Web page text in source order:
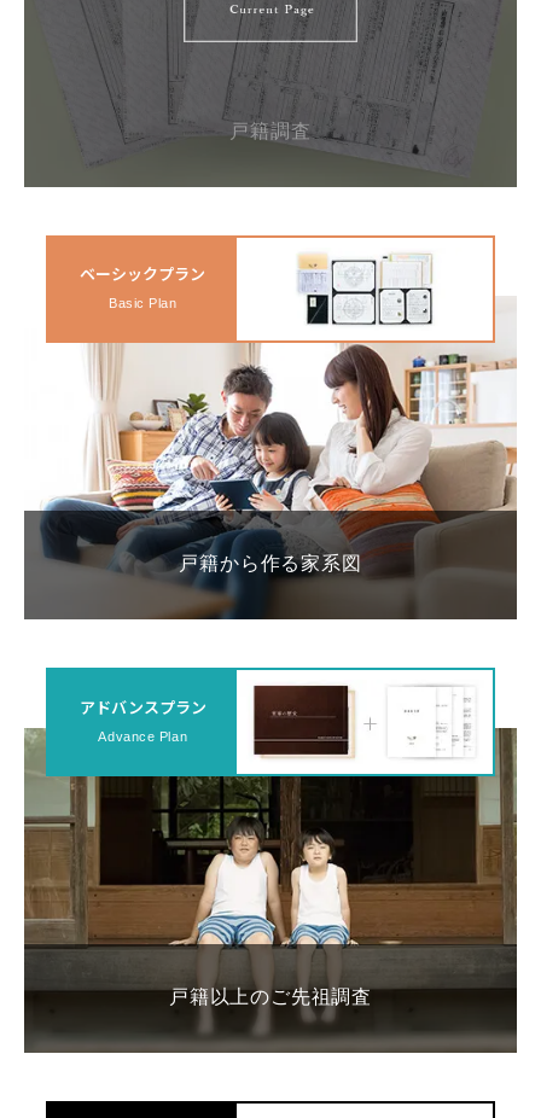
戸籍調査
ベーシックプラン
Basic Plan
戸籍から作る家系図
アドバンスプラン
Advance Plan
戸籍以上のご先祖調査